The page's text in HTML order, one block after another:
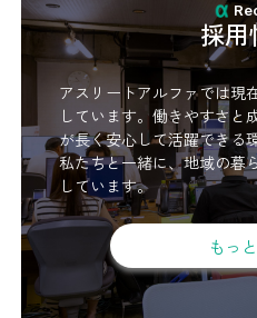
採用
アスリートアルファでは現
しています。働きやすさと
が長く安心して活躍できる
私たちと一緒に、地域の暮
しています。
もっ